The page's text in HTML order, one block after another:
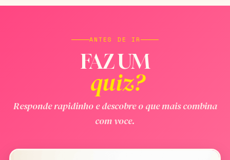
ANTES DE IR
FAZ UM
quiz?
Responde rapidinho e descobre o que mais combina
com voce.